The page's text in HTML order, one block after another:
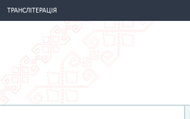
ТРАНСЛІТЕРАЦІЯ